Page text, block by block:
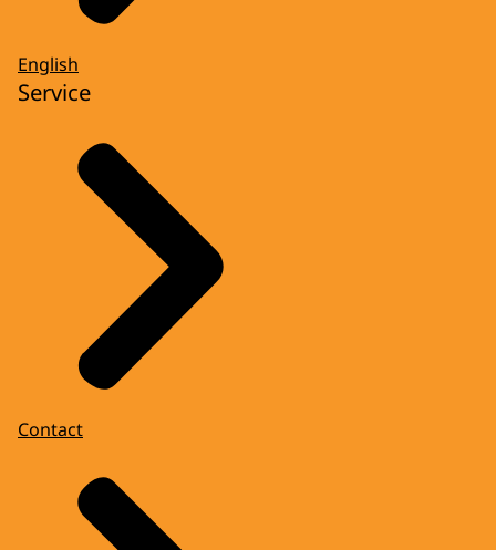
English
Service
Contact